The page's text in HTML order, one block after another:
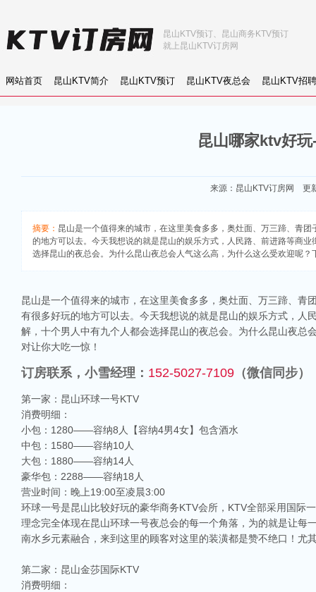
网站首页 昆山KTV简介 昆山KTV预订 昆山KTV夜总会 昆山KTV招聘
昆山KTV预订、昆山商务KTV预订
就上昆山KTV订房网
昆山哪家ktv好
来源： 昆山KTV订房网 更
摘要： 昆山是一个值得来的城市，在这里美食多多，奥灶面、万三蹄、青
的地方可以去。今天我想说的就是昆山的娱乐方式，人民路、前进路等商
选择昆山的夜总会。为什么昆山夜总会人气这么高，为什么这么受欢迎呢
昆山是一个值得来的城市，在这里美食多多，奥灶面、万三蹄、
有很多好玩的地方可以去。今天我想说的就是昆山的娱乐方式，
解，十个男人中有九个人都会选择昆山的夜总会。为什么昆山夜
对让你大吃一惊！
订房联系，小雪经理： 152-5027-7109 （微信同步）
第一家：昆山环球一号KTV
消费明细：
小包：1280——容纳8人【容纳4男4女】包含酒水
中包：1580——容纳10人
大包：1880——容纳14人
豪华包：2288——容纳18人
营业时间：晚上19:00至凌晨3:00
环球一号是昆山比较好玩的豪华商务KTV会所，KTV全部采用国际
理念完全体现在昆山环球一号夜总会的每一个角落，为的就是让
南水乡元素融合，来到这里的顾客对这里的装潢都是赞不绝口！尤
第二家：昆山金莎国际KTV
消费明细：